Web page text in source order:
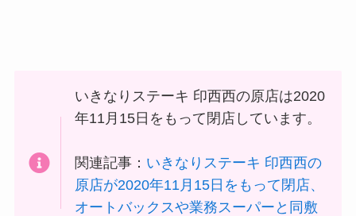
いきなりステーキ 印西西の原店は2020
年11月15日をもって閉店しています。
関連記事： いきなりステーキ 印西西の
原店が2020年11月15日をもって閉店、
オートバックスや業務スーパーと同敷